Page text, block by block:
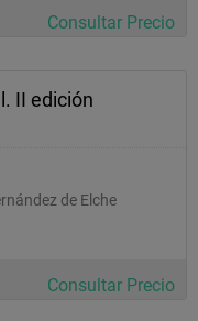
Consultar Precio
II edición
de Elche
Consultar Precio